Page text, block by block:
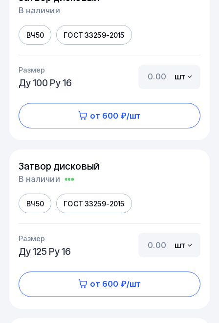
В наличии
ВЧ50 ГОСТ 33259-2015
Размер
Ду 100 Ру 16
шт
от 600 ₽/шт
Затвор дисковый
В наличии
ВЧ50 ГОСТ 33259-2015
Размер
Ду 125 Ру 16
шт
от 600 ₽/шт